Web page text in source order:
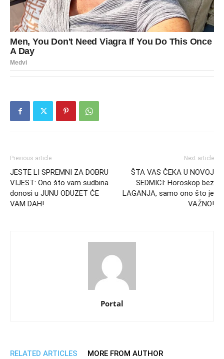
Previous article
JESTE LI SPREMNI ZA DOBRU
VIJEST: Ono što vam sudbina
donosi u JUNU ODUZET ĆE
VAM DAH!
Next article
ŠTA VAS ČEKA U NOVOJ
SEDMICI: Horoskop bez
LAGANJA, samo ono što je
VAŽNO!
Portal
RELATED ARTICLES MORE FROM AUTHOR